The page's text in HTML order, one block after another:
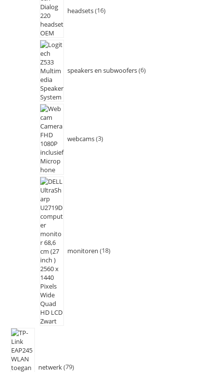
headsets 16
speakers en subwoofers 6
webcams 3
monitoren 18
netwerk 79